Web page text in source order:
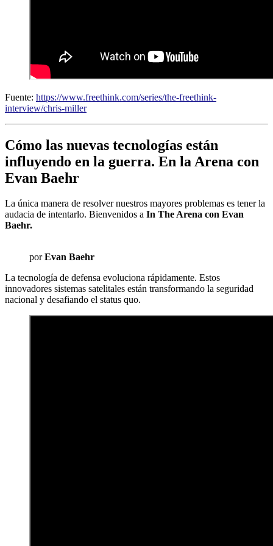
Fuente: https://www.freethink.com/series/the-freethink-
interview/chris-miller
Cómo las nuevas tecnologías están
influyendo en la guerra. En la Arena con
Evan Baehr
La única manera de resolver nuestros mayores problemas es tener la
audacia de intentarlo. Bienvenidos a In The Arena con Evan
Baehr.
porEvan Baehr
La tecnología de defensa evoluciona rápidamente. Estos
innovadores sistemas satelitales están transformando la seguridad
nacional y desafiando el status quo.